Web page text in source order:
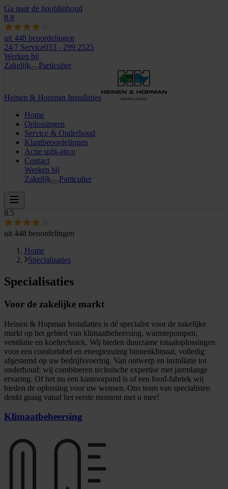
Ga naar de hoofdinhoud
8.8
uit 448 beoordelingen
24/7 Service033 - 299 2525
Werken bij
Zakelijk
Particulier
Heinen & Hopman Installaties
Home
Oplossingen
Service & Onderhoud
Klantbeoordelingen
Actie split-airco
Contact
Werken bij
Zakelijk
Particulier
8.5
uit 448 beoordelingen
Home
Specialisaties
Specialisaties
Voor de zakelijke markt
Heinen & Hopman Installaties is dé specialist voor de zakelijke
markt op het gebied van klimaatbeheersing, warmtepompen,
ventilatie en koeltechniek. Wij bieden duurzame totaaloplossingen
voor een comfortabel en energiezuinig binnenklimaat, volledig
afgestemd op uw bedrijfsvoering. Van ontwerp en installatie tot
onderhoud: wij combineren technische expertise met jarenlange
ervaring. Of het nu een kantoorpand is of een food-fabriek wij
bieden de oplossing voor uw wensen. Ons team van specialisten
denkt graag vanaf het eerste moment met u mee!
Klimaatbeheersing